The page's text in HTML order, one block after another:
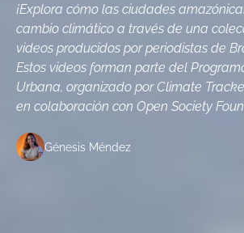
¡Explora cómo las ciudades
cambio climático a través de una
videos producidos por periodistas de
Estos videos forman parte del
Urbana, organizado por Climate
en colaboración con Open Society
Génesis Méndez